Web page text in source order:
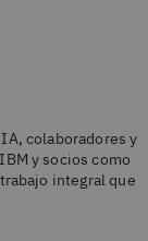
colaboradores y
y socios como
integral que